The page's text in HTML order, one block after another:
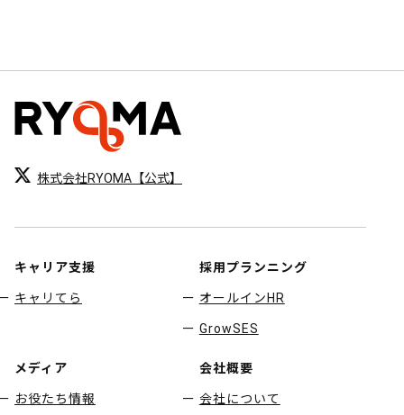
株式会社RYOMA【公式】
キャリア支援
キャリてら
採用プランニング
オールインHR
GrowSES
メディア
お役たち情報
会社概要
会社について